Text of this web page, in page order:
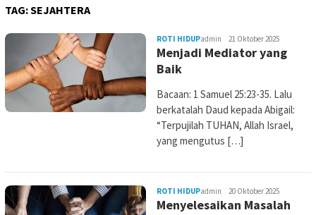
TAG:SEJAHTERA
ROTI HIDUPadmin 21 Oktober 2025
Menjadi Mediator yang
Baik
Bacaan: 1 Samuel 25:23-35. Lalu
berkatalah Daud kepada Abigail:
“Terpujilah TUHAN, Allah Israel,
yang mengutus […]
ROTI HIDUPadmin 20 Oktober 2025
Menyelesaikan Masalah